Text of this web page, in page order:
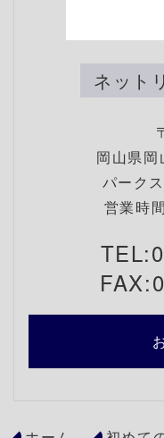
ネット
岡山県
パーク
営業時